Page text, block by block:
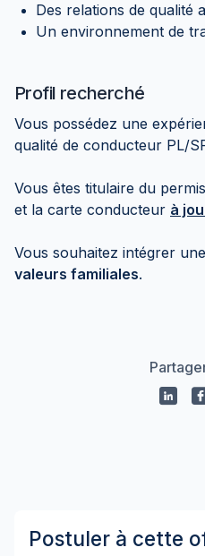
Des relations de qualité
Un environnement de
Profil recherché
Vous possédez une
qualité de conducteur PL/
Vous êtes titulaire du
et la carte conducteur à
Vous souhaitez intégrer
valeurs familiales.
Postuler à cette